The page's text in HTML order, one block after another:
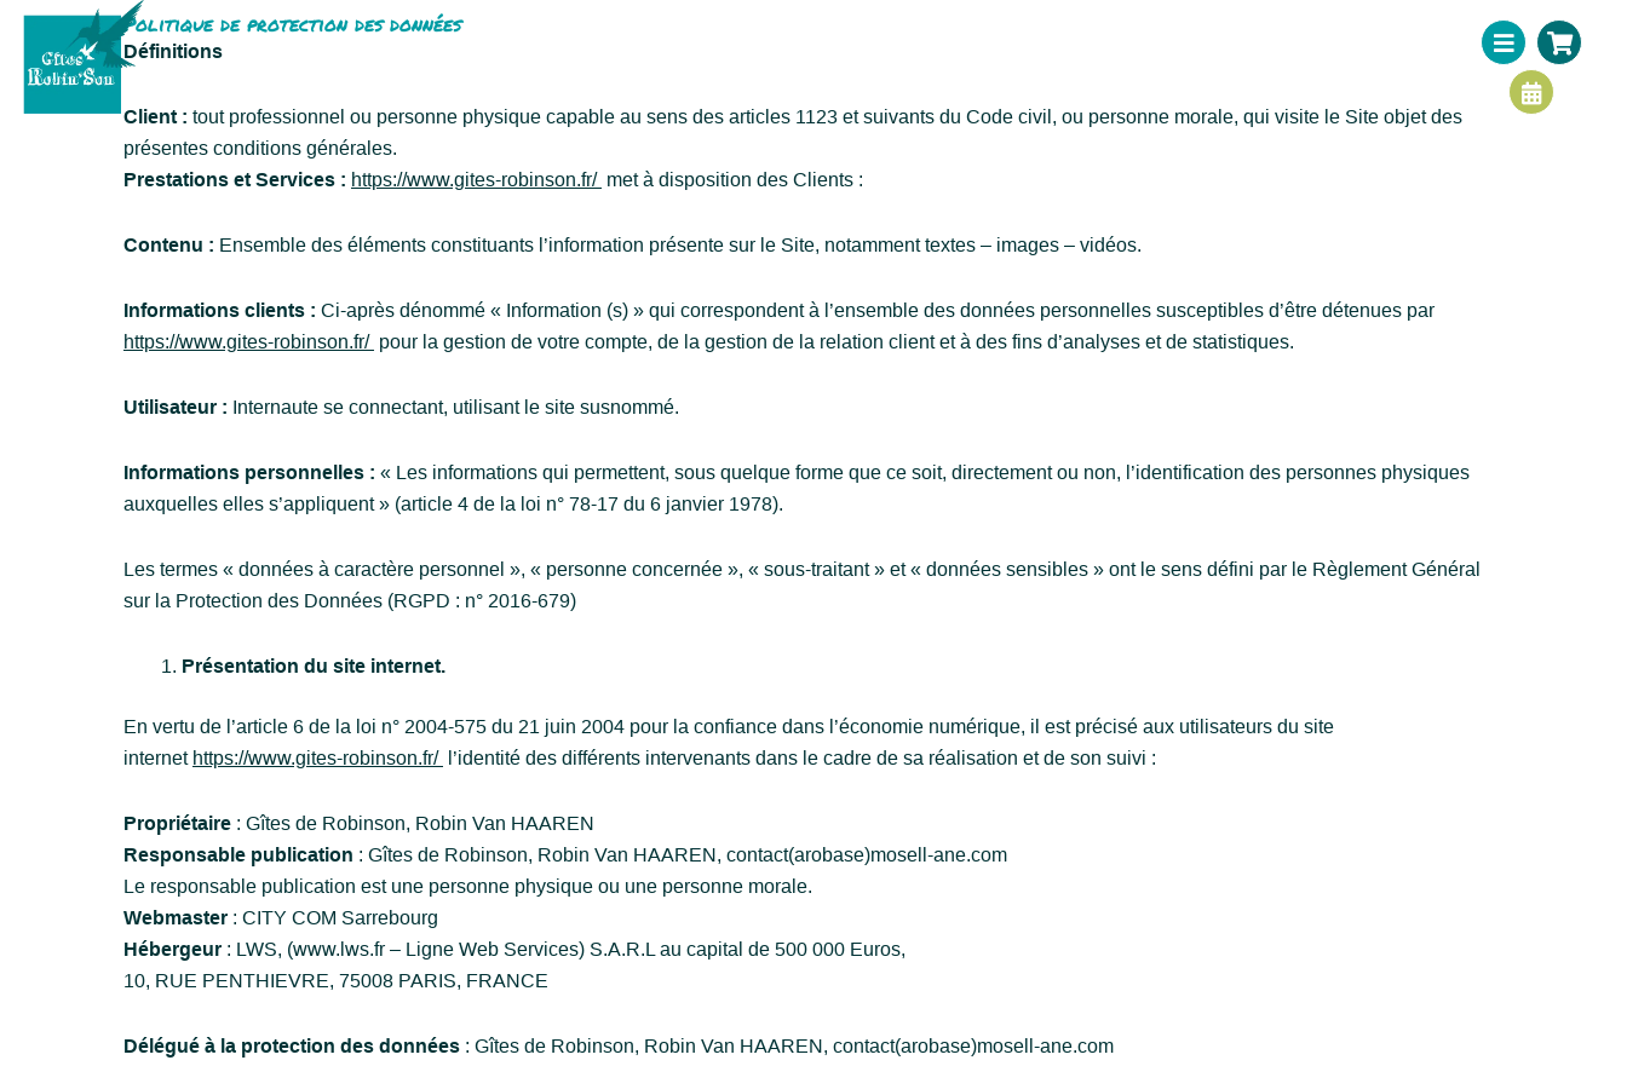
Panneau de gestion des cookies
Aller
contenu
B
a
r
s
S
h
o
C
a
l
e
n
Politique de protection des données
Définitions
Client : tout professionnel ou personne physique capable au sens des articles 1123 et suivants du Code civil, ou personne morale, qui visite le Site objet des
présentes conditions générales.
Prestations et Services : https://www.gites-robinson.fr/ met à disposition des Clients :
Contenu : Ensemble des éléments constituants l’information présente sur le Site, notamment textes – images – vidéos.
Informations clients : Ci-après dénommé « Information (s) » qui correspondent à l’ensemble des données personnelles susceptibles d’être détenues par
https://www.gites-robinson.fr/ pour la gestion de votre compte, de la gestion de la relation client et à des fins d’analyses et de statistiques.
Utilisateur : Internaute se connectant, utilisant le site susnommé.
Informations personnelles : « Les informations qui permettent, sous quelque forme que ce soit, directement ou non, l’identification des personnes physiques
auxquelles elles s’appliquent » (article 4 de la loi n° 78-17 du 6 janvier 1978).
Les termes « données à caractère personnel », « personne concernée », « sous-traitant » et « données sensibles » ont le sens défini par le Règlement Général
sur la Protection des Données (RGPD : n° 2016-679)
Présentation du site internet.
En vertu de l’article 6 de la loi n° 2004-575 du 21 juin 2004 pour la confiance dans l’économie numérique, il est précisé aux utilisateurs du site
internet https://www.gites-robinson.fr/ l’identité des différents intervenants dans le cadre de sa réalisation et de son suivi :
Propriétaire : Gîtes de Robinson, Robin Van HAAREN
Responsable publication : Gîtes de Robinson, Robin Van HAAREN, contact(arobase)mosell-ane.com
Le responsable publication est une personne physique ou une personne morale.
Webmaster : CITY COM Sarrebourg
Hébergeur : LWS, (www.lws.fr – Ligne Web Services) S.A.R.L au capital de 500 000 Euros,
10, RUE PENTHIEVRE, 75008 PARIS, FRANCE
Délégué à la protection des données : Gîtes de Robinson, Robin Van HAAREN, contact(arobase)mosell-ane.com